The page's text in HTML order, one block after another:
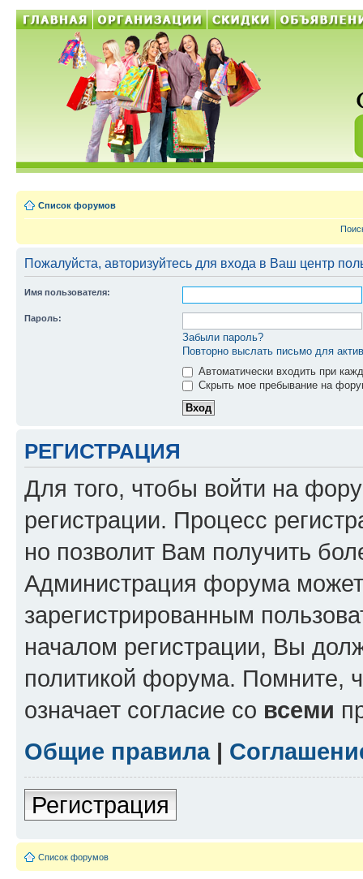
Список форумов
Пожалуйста, авторизуйтесь для входа в Ваш центр
Имя пользователя:
Пароль:
Забыли пароль?
Повторно выслать письмо для
Автоматически входить при
Скрыть мое пребывание на
РЕГИСТРАЦИЯ
Для того, чтобы войти на
регистрации. Процесс
но позволит Вам получить
Администрация форума может
зарегистрированным
началом регистрации, Вы
политикой форума. Помните,
означает согласие со всеми
Общие правила|
Регистрация
Список форумов